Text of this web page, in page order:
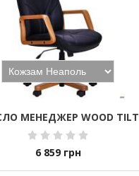
МЕНЕДЖЕР WOOD TILT
6 859 грн